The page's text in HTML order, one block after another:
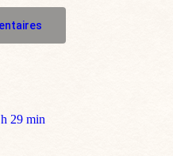
29 min